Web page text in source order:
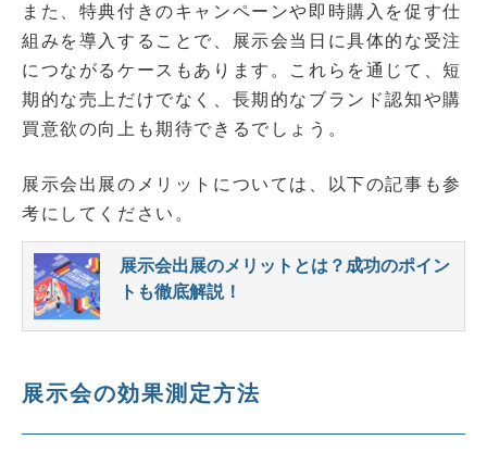
また、特典付きのキャンペーンや即時購入を促す仕
組みを導入することで、展示会当日に具体的な受注
につながるケースもあります。これらを通じて、短
期的な売上だけでなく、長期的なブランド認知や購
買意欲の向上も期待できるでしょう。
展示会出展のメリットについては、以下の記事も参
考にしてください。
展示会出展のメリットとは？成功のポイン
トも徹底解説！
展示会の効果測定方法